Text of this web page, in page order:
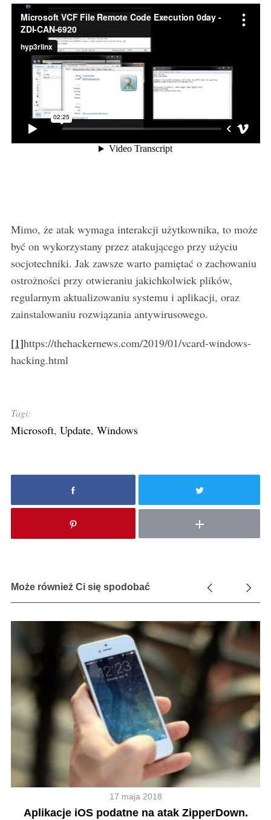
Mimo, że atak wymaga interakcji użytkownika, to może
być on wykorzystany przez atakującego przy użyciu
socjotechniki. Jak zawsze warto pamiętać o zachowaniu
ostrożności przy otwieraniu jakichkolwiek plików,
regularnym aktualizowaniu systemu i aplikacji, oraz
zainstalowaniu rozwiązania antywirusowego.
[1]https://thehackernews.com/2019/01/vcard-windows-
hacking.html
Tagi:
Microsoft, Update, Windows
Może również Ci się spodobać
17 maja 2018
Aplikacje iOS podatne na atak ZipperDown.
S
e
a
r
h
f